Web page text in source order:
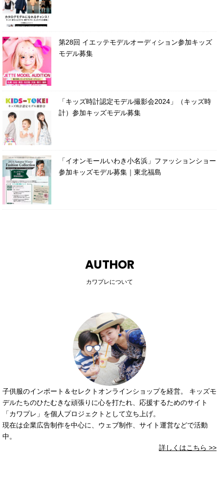
第28回 イエッテモデルオーディション参加キッズ
モデル募集
「キッズ時計認定モデル撮影会2024」（キッズ時
計）参加キッズモデル募集
「イオンモールいわき小名浜」ファッションショー
参加キッズモデル募集｜東北福島
AUTHOR
カワプレについて
子供服のインポート＆セレクトオンラインショップを経営。 キッズモ
デルたちのひたむきな頑張りに心を打たれ、応援するためのサイト
「カワプレ」を個人プロジェクトとして立ち上げ。
現在は企業広告制作を中心に、ウェブ制作、サイト運営などで活動
中。
詳しくはこちら >>